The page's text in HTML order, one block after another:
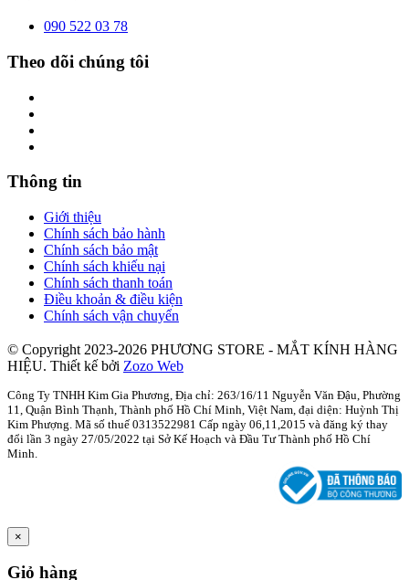
090 522 03 78
Theo dõi chúng tôi
Thông tin
Giới thiệu
Chính sách bảo hành
Chính sách bảo mật
Chính sách khiếu nại
Chính sách thanh toán
Điều khoản & điều kiện
Chính sách vận chuyển
© Copyright 2023-2026 PHƯƠNG STORE - MẮT KÍNH HÀNG
HIỆU. Thiết kế bởi Zozo Web
Công Ty TNHH Kim Gia Phương, Địa chỉ: 263/16/11 Nguyễn Văn Đậu, Phường
11, Quận Bình Thạnh, Thành phố Hồ Chí Minh, Việt Nam, đại diện: Huỳnh Thị
Kim Phượng. Mã số thuế 0313522981 Cấp ngày 06,11,2015 và đăng ký thay
đổi lần 3 ngày 27/05/2022 tại Sở Kế Hoạch và Đầu Tư Thành phố Hồ Chí
Minh.
×
Giỏ hàng